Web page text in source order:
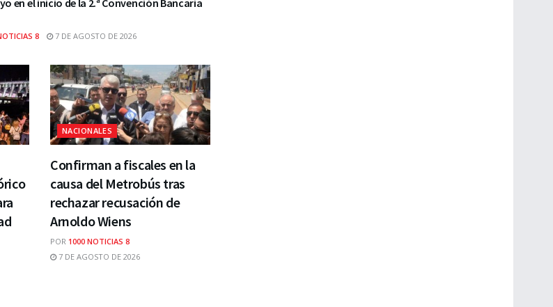
8 7 DE AGOSTO DE 2026
NACIONALES
Confirman a fiscales en la
causa del Metrobús tras
rechazar recusación de
Arnoldo Wiens
POR 1000 NOTICIAS 8
7 DE AGOSTO DE 2026